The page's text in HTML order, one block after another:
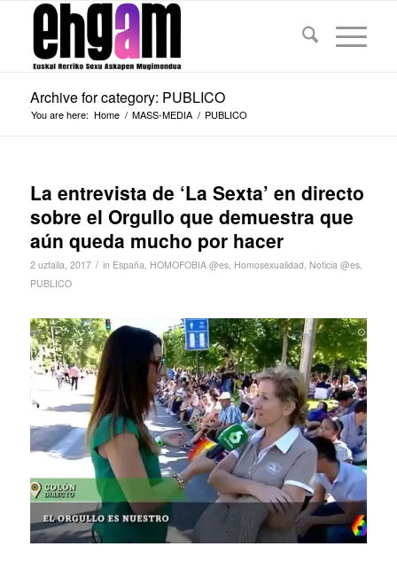
Archive for category: PUBLICO
You are here: Home / MASS-MEDIA / PUBLICO
La entrevista de ‘La Sexta’ en directo
sobre el Orgullo que demuestra que
aún queda mucho por hacer
2 uztaila, 2017 / in España, HOMOFOBIA @es, Homosexualidad, Noticia @es,
PUBLICO